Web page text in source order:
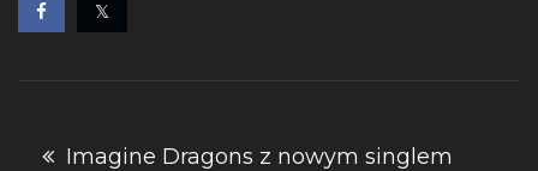
Nawigacja
Imagine Dragons z nowym singlem